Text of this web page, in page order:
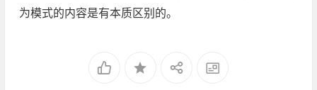
为模式的内容是有本质区别的。